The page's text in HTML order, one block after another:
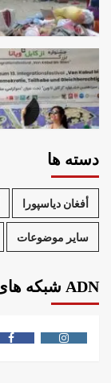
دسته ها
أفغان دیاسپورا
سایر موضوعات
ADN شبکه های اجتمای